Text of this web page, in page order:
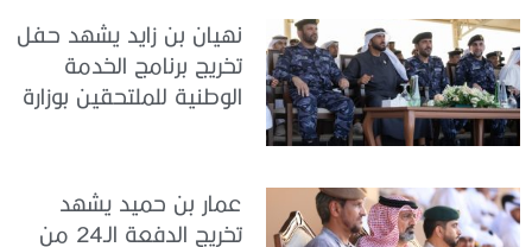
نهيان بن زايد يشهد حفل
تخريج برنامج الخدمة
الوطنية للملتحقين بوزارة
عمار بن حميد يشهد
تخريج الدفعة الـ24 من